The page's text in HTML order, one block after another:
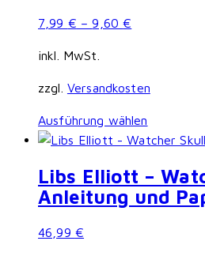
7,99 € –9,60€
inkl. MwSt.
zzgl. Versandkosten
Ausführung wählen
Produkt
mehrere
Varianten
Libs Elliott –
Anleitung und
46,99 €